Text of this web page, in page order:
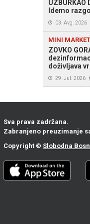
UZBURKAO
Idemo
03. Avg. 2026
MINI MARKET
ZOVKO
doživljava
29. Jul. 2026
Sva prava zadržana.
Zabranjeno preuzimanje
Copyright © Slobodna